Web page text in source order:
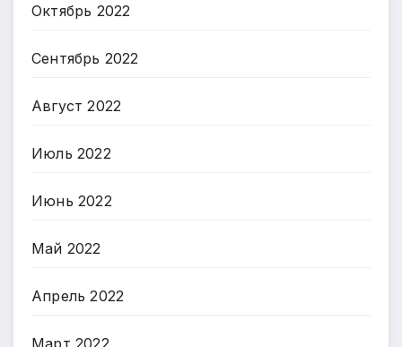
Октябрь 2022
Сентябрь 2022
Август 2022
Июль 2022
Июнь 2022
Май 2022
Апрель 2022
Март 2022